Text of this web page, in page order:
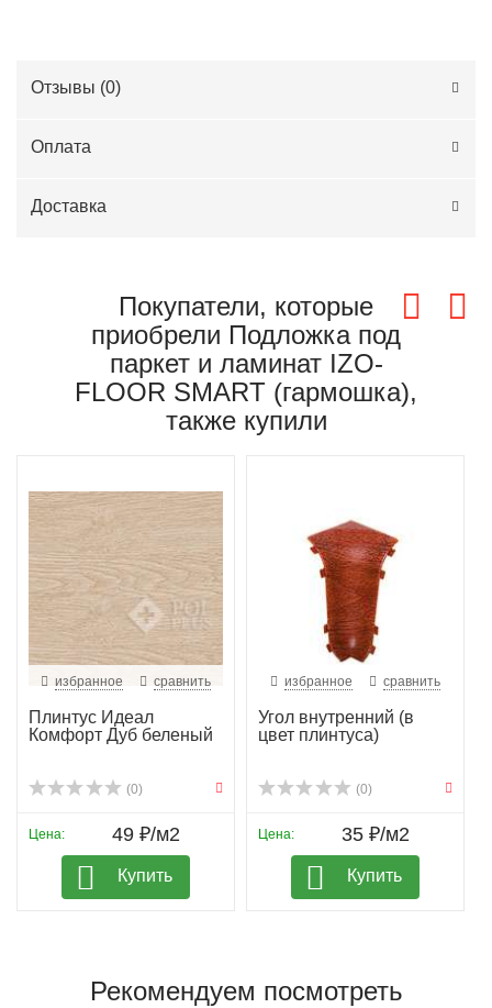
Отзывы (0)
Оплата
Доставка
Покупатели, которые
приобрели Подложка под
паркет и ламинат IZO-
FLOOR SMART (гармошка),
также купили
избранное сравнить
Плинтус Идеал
Комфорт Дуб беленый
(0)
Цена: 49 ₽/м2
Купить
избранное сравнить
Угол внутренний (в
цвет плинтуса)
(0)
Цена: 35 ₽/м2
Купить
Рекомендуем посмотреть